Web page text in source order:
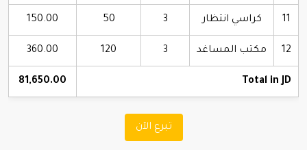
11 كراسي انتظار 3
50
150.00
12 مكتب المساغد 3
120
360.00
Total in JD
81,650.00
تبرع الآن